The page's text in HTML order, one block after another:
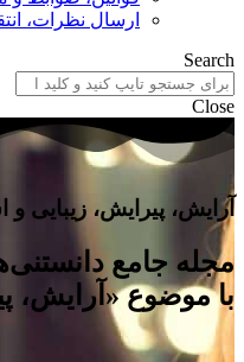
ارسال نظرات،
Search
Close
آرایش، پیرایش، زیبایی و
مجله جامع
با موضوع «آرایش،